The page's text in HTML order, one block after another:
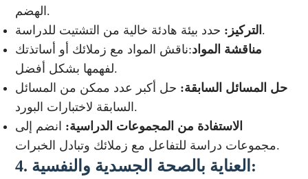
الهضم.
التركيز: حدد بيئة هادئة خالية من التشتيت للدراسة.
مناقشة المواد:ناقش المواد مع زملائك أو أساتذتك
لفهمها بشكل أفضل.
حل المسائل السابقة: حل أكبر عدد ممكن من المسائل
السابقة لاختبارات البورد.
الاستفادة من المجموعات الدراسية: انضم إلى
مجموعات دراسة للتفاعل مع زملائك وتبادل الخبرات.
4. العناية بالصحة الجسدية والنفسية: